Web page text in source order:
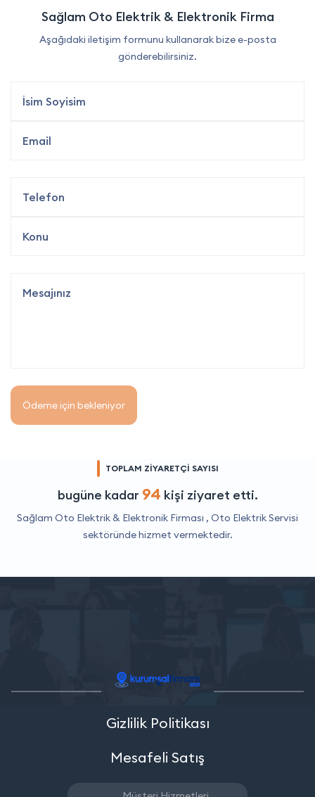
Sağlam Oto Elektrik & Elektronik Firma
Aşağıdaki iletişim formunu kullanarak bize e-posta
gönderebilirsiniz.
Ödeme için bekleniyor
TOPLAM ZİYARETÇİ SAYISI
bugüne kadar 94 kişi ziyaret etti.
Sağlam Oto Elektrik & Elektronik Firması , Oto Elektrik Servisi
sektöründe hizmet vermektedir.
Gizlilik Politikası
Mesafeli Satış